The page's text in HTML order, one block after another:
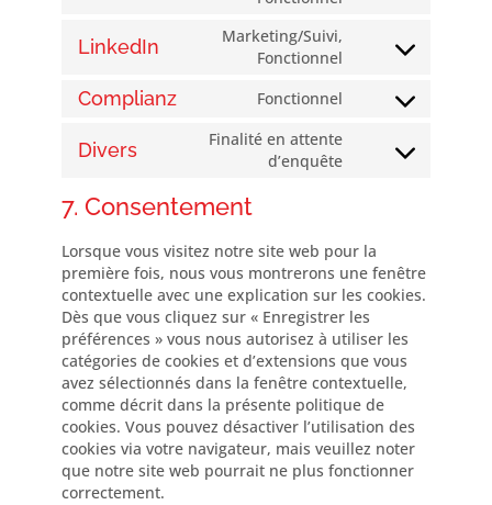
service
facebook
LinkedIn
Marketing/Suivi,
Fonctionnel
Consent
service
Complianz Fonctionnel
Consent
service
Divers
Finalité en attente
d’enquête
Consent
7. Consentement
Lorsque vous visitez notre site web pour la
première fois, nous vous montrerons une fenêtre
contextuelle avec une explication sur les cookies.
Dès que vous cliquez sur « Enregistrer les
préférences » vous nous autorisez à utiliser les
catégories de cookies et d’extensions que vous
avez sélectionnés dans la fenêtre contextuelle,
comme décrit dans la présente politique de
cookies. Vous pouvez désactiver l’utilisation des
cookies via votre navigateur, mais veuillez noter
que notre site web pourrait ne plus fonctionner
correctement.